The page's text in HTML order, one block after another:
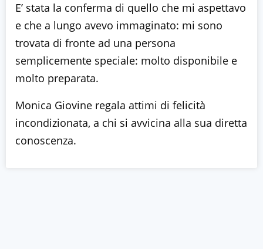
E’ stata la conferma di quello che mi aspettavo
e che a lungo avevo immaginato: mi sono
trovata di fronte ad una persona
semplicemente speciale: molto disponibile e
molto preparata.
Monica Giovine regala attimi di felicità
incondizionata, a chi si avvicina alla sua diretta
conoscenza.